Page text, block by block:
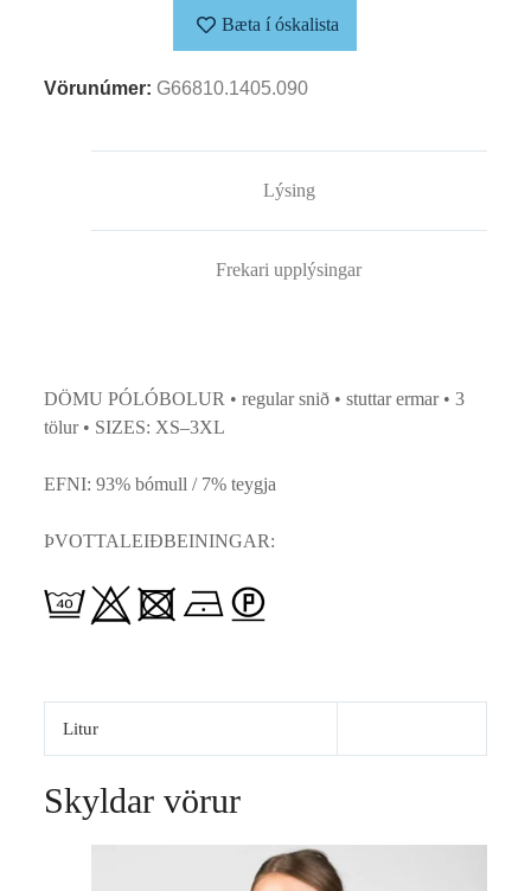
Bæta í óskalista
Vörunúmer: G66810.1405.090
Lýsing
Frekari upplýsingar
DÖMU PÓLÓBOLUR • regular snið • stuttar ermar • 3
tölur • SIZES: XS–3XL
EFNI: 93% bómull / 7% teygja
ÞVOTTALEIÐBEININGAR:
Litur
Skyldar vörur